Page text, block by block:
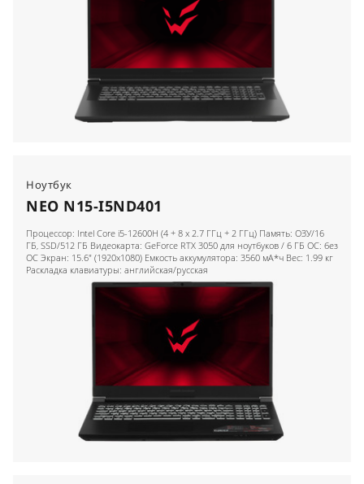
Ноутбук
NEO N15-I5ND401
Процессор: Intel Core i5-12600H (4 + 8 x 2.7 ГГц + 2 ГГц) Память: ОЗУ/16
ГБ, SSD/512 ГБ Видеокарта: GeForce RTX 3050 для ноутбуков / 6 ГБ ОС: без
ОС Экран: 15.6" (1920x1080) Емкость аккумулятора: 3560 мА*ч Вес: 1.99 кг
Раскладка клавиатуры: английская/русская